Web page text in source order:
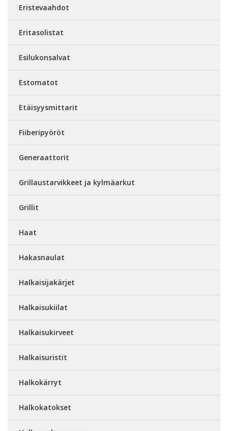
Eristevaahdot
Eritasolistat
Esilukonsalvat
Estomatot
Etäisyysmittarit
Fiiberipyöröt
Generaattorit
Grillaustarvikkeet ja kylmäarkut
Grillit
Haat
Hakasnaulat
Halkaisijakärjet
Halkaisukiilat
Halkaisukirveet
Halkaisuristit
Halkokärryt
Halkokatokset